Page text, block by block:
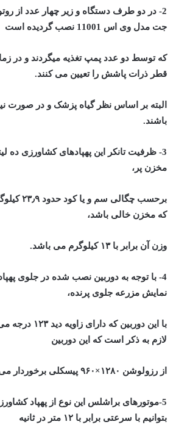
2- در دو طرف دستگاه و زیر چهار عدد از
جت مدل وی اس 11001 نصب گردیده است
که توسط دو عدد پمپ تغذیه میگردند و در
قطر ذرات پاشش را تعیین می کنند.
البته بر اساس نظر گیاه پزشک و در صورت
باشند.
3- ظرفیت تانکر این پهپادهای کشاورزی ده
مخزن پر،
برحسب
که مخزن خالی باشد،
وزن آن برابر با ۱۳ کیلوگرم می باشد.
4- با توجه به دوربین نصب شده در جلوی
نمایش مزرعه جلوی پرنده،
با این دوربین
لازم به ذکر است که این دوربین
از رزولوشن ۱۲۸۰×۹۶۰ پیسکلی برخوردار می باشد.
5-موتورهای براشلس این نوع از پهپاد
بتوانیم با سرعتی برابر با ۱۲ متر در ثانیه